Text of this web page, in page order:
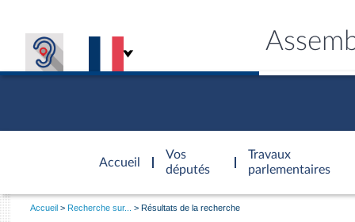
Accueil
d'accueil
Vos
députés
Travaux
parlementaires
Vous
Accueil Recherche sur... Résultats de la recherche